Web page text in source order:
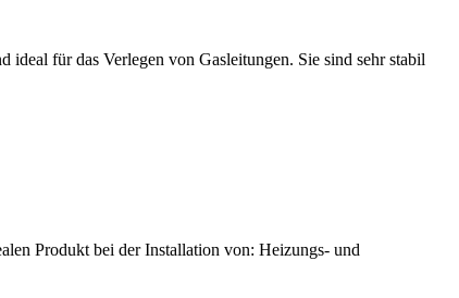
für das Verlegen von Gasleitungen. Sie sind sehr stabil
Produkt bei der Installation von: Heizungs- und